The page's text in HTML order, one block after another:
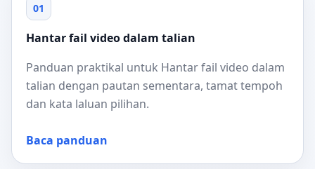
01
Hantar fail video dalam talian
Panduan praktikal untuk Hantar fail video dalam
talian dengan pautan sementara, tamat tempoh
dan kata laluan pilihan.
Baca panduan